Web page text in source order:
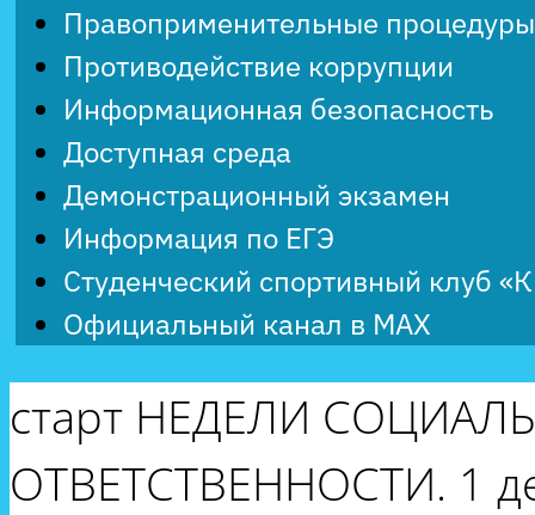
Правоприменительные процедуры
Противодействие коррупции
Информационная безопасность
Доступная среда
Демонстрационный экзамен
Информация по ЕГЭ
Студенческий спортивный клуб
Официальный канал в MAX
старт НЕДЕЛИ
ОТВЕТСТВЕННОСТИ. 1